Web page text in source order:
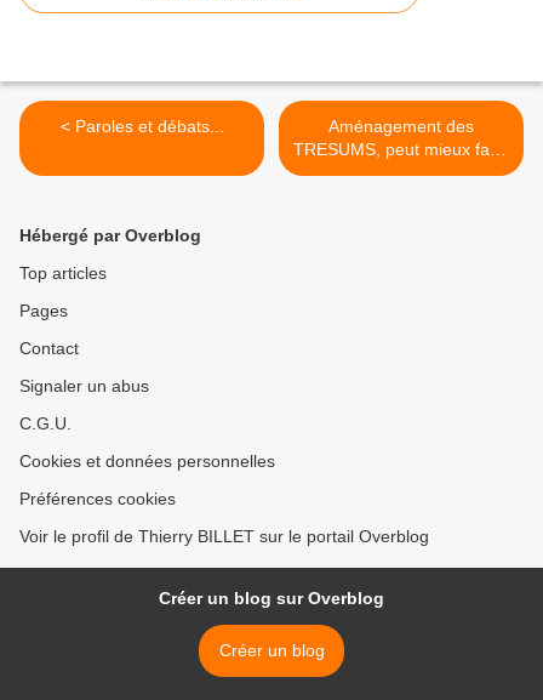
< Paroles et débats...
Aménagement des
TRESUMS, peut mieux faire
sur la sobriété énergétique.
Hébergé par Overblog
Top articles
Pages
Contact
Signaler un abus
C.G.U.
Cookies et données personnelles
Préférences cookies
Voir le profil de Thierry BILLET sur le portail Overblog
Créer un blog sur Overblog
Créer un blog